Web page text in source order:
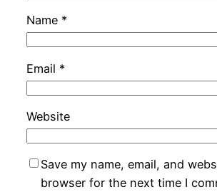
Name *
Email *
Website
Save my name, email, and
browser for the next time I